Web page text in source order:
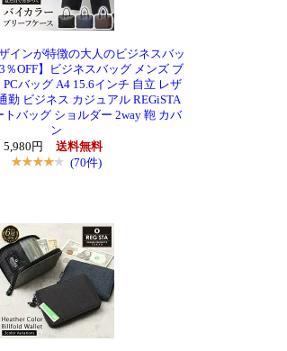
インが特徴の大人のビジネスバッ
％OFF】ビジネスバッグ メンズ ブ
PCバッグ A4 15.6インチ 自立 レザ
勤 ビジネス カジュアル REGiSTA
トバッグ ショルダー 2way 鞄 カバ
ン
5,980円
送料無料
(70件)